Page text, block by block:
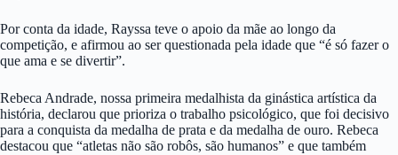
Por conta da idade, Rayssa teve o apoio da mãe ao longo da
competição, e afirmou ao ser questionada pela idade que “é só fazer o
que ama e se divertir”.
Rebeca Andrade, nossa primeira medalhista da ginástica artística da
história, declarou que prioriza o trabalho psicológico, que foi decisivo
para a conquista da medalha de prata e da medalha de ouro. Rebeca
destacou que “atletas não são robôs, são humanos” e que também